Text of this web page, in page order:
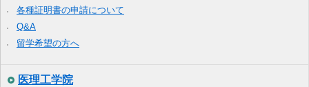
各種証明書の申請について
Q&A
留学希望の方へ
医理工学院